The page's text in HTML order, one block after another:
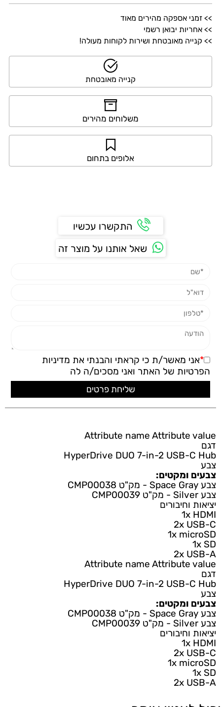
>> זמני אספקה מהירים מאוד
>> אחריות יבואן רשמי
>> קנייה מאובטחת ושירות לקוחות מעולה!
קנייה מאובטחת
משלוחים מהירים
אלופים בתחום
התקשרו עכשיו
שאל אותנו על מוצר זה
*אני מאשר/ת כי קראתי והבנתי את מדיניות
הפרטיות של האתר ואני מסכים/ה לה
Attribute name Attribute value
דגם
HyperDrive DUO 7-in-2 USB-C Hub
צבע
צבעים ומקטים:
צבע Space Gray - מק"ט CMP00038
צבע Silver - מק"ט CMP00039
יציאות וחיבורים
1x HDMI
2x USB-C
1x microSD
1x SD
2x USB-A
Attribute name Attribute value
דגם
HyperDrive DUO 7-in-2 USB-C Hub
צבע
צבעים ומקטים:
צבע Space Gray - מק"ט CMP00038
צבע Silver - מק"ט CMP00039
יציאות וחיבורים
1x HDMI
2x USB-C
1x microSD
1x SD
2x USB-A